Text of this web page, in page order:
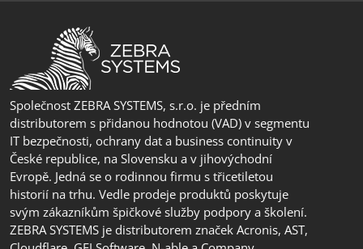
Společnost ZEBRA SYSTEMS, s.r.o. je předním
distributorem s přidanou hodnotou (VAD) v segmentu
IT bezpečnosti, ochrany dat a business continuity v
České republice, na Slovensku a v jihovýchodní
Evropě. Jedná se o rodinnou firmu s třicetiletou
historií na trhu. Vedle prodeje produktů poskytuje
svým zákazníkům špičkové služby podpory a školení.
ZEBRA SYSTEMS je distributorem značek Acronis, AST,